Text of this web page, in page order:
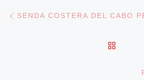
Navegación de
SENDA COSTERA DEL CABO